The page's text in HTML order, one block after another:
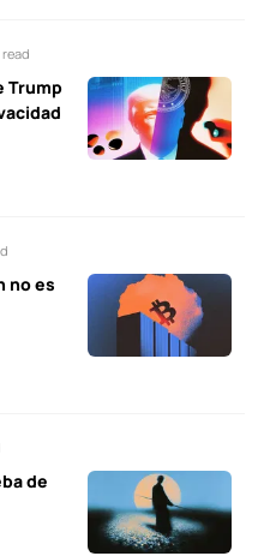
Trump
no es
de